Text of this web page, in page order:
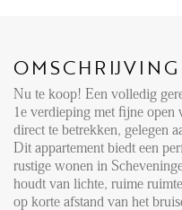
OMSCHRIJVING
Nu te koop! Een volledig
1e verdieping met fijne open
direct te betrekken, gelegen
Dit appartement biedt een
rustige wonen in
houdt van lichte, ruime
op korte afstand van het
LOCAL
OVER
FAQ
Reviews